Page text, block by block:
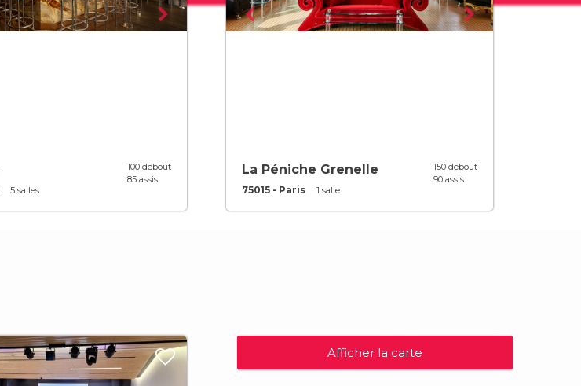
5 salles
100 debout
85 assis
La Péniche Grenelle
75015 - Paris 1 salle
150 debout
90 assis
Afficher la carte